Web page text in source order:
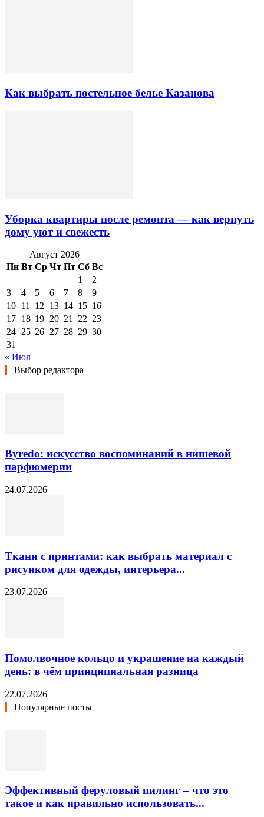
Как выбрать постельное белье Казанова
Уборка квартиры после ремонта — как вернуть
дому уют и свежесть
Август 2026
Пн Вт Ср Чт Пт Сб Вс
1
2
3
4 5 6 7 8
9
10 11 12 13 14 15 16
17 18 19 20 21 22 23
24 25 26 27 28 29 30
31
« Июл
Выбор редактора
Byredo: искусство воспоминаний в нишевой
парфюмерии
24.07.2026
Ткани с принтами: как выбрать материал с
рисунком для одежды, интерьера...
23.07.2026
Помолвочное кольцо и украшение на каждый
день: в чём принципиальная разница
22.07.2026
Популярные посты
Эффективный феруловый пилинг – что это
такое и как правильно использовать...